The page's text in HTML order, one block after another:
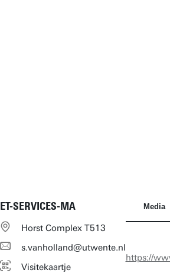
ET-SERVICES-MA
Horst Complex T513
s.vanholland@utwente.nl
Visitekaartje
Media
https://